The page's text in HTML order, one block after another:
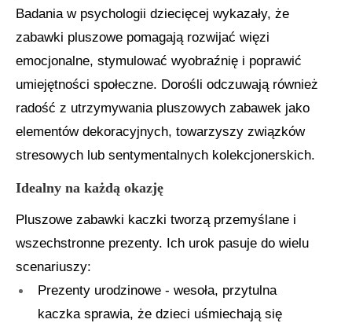
Badania w psychologii dziecięcej wykazały, że
zabawki pluszowe pomagają rozwijać więzi
emocjonalne, stymulować wyobraźnię i poprawić
umiejętności społeczne. Dorośli odczuwają również
radość z utrzymywania pluszowych zabawek jako
elementów dekoracyjnych, towarzyszy związków
stresowych lub sentymentalnych kolekcjonerskich.
Idealny na każdą okazję
Pluszowe zabawki kaczki tworzą przemyślane i
wszechstronne prezenty. Ich urok pasuje do wielu
scenariuszy:
Prezenty urodzinowe - wesoła, przytulna
kaczka sprawia, że ​​dzieci uśmiechają się